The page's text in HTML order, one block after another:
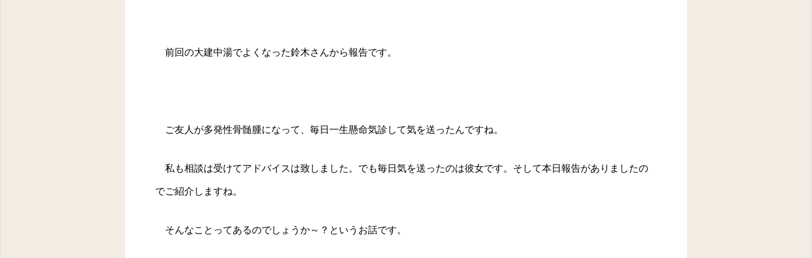
前回の大建中湯でよくなった鈴木さんから報告です。
ご友人が多発性骨髄腫になって、毎日一生懸命気診して気を送ったんですね。
私も相談は受けてアドバイスは致しました。でも毎日気を送ったのは彼女です。そして本日報告がありましたの
でご紹介しますね。
そんなことってあるのでしょうか～？というお話です。